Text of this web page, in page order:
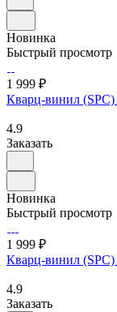
Новинка
Быстрый просмотр
1 999 ₽
Кварц-винил
4.9
Заказать
Новинка
Быстрый просмотр
1 999 ₽
Кварц-винил
4.9
Заказать